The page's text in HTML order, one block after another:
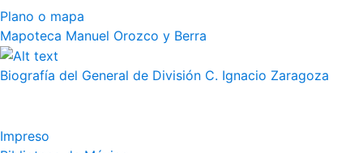
Plano o mapa
Mapoteca Manuel Orozco y Berra
Biografía del General de División C. Ignacio Zaragoza
Impreso